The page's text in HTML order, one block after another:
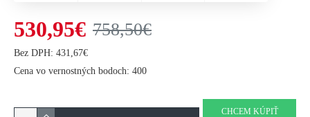
530,95€ 758,50€
Bez DPH: 431,67€
Cena vo vernostných bodoch: 400
CHCEM KÚPIŤ